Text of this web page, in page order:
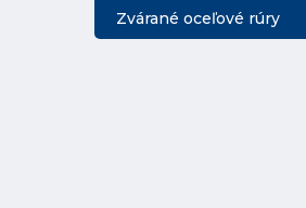
Zvárané oceľové rúry